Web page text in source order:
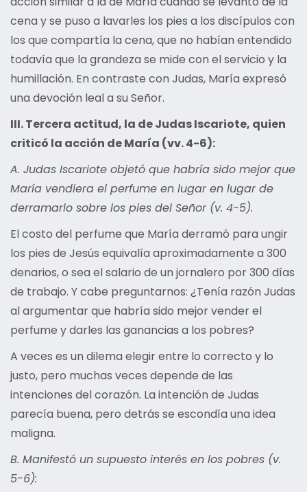
cena y se puso a lavarles los pies a los discípulos con
los que compartía la cena, que no habían entendido
todavía que la grandeza se mide con el servicio y la
humillación. En contraste con Judas, María expresó
una devoción leal a su Señor.
III. Tercera actitud, la de Judas Iscariote, quien
criticó la acción de María (vv. 4-6):
A. Judas Iscariote objetó que habría sido mejor que
María vendiera el perfume en lugar en lugar de
derramarlo sobre los pies del Señor (v. 4-5).
El costo del perfume que María derramó para ungir
los pies de Jesús equivalía aproximadamente a 300
denarios, o sea el salario de un jornalero por 300 días
de trabajo. Y cabe preguntarnos: ¿Tenía razón Judas
al argumentar que habría sido mejor vender el
perfume y darles las ganancias a los pobres?
A veces es un dilema elegir entre lo correcto y lo
justo, pero muchas veces depende de las
intenciones del corazón. La intención de Judas
parecía buena, pero detrás se escondía una idea
maligna.
B. Manifestó un supuesto interés en los pobres (v.
5-6):